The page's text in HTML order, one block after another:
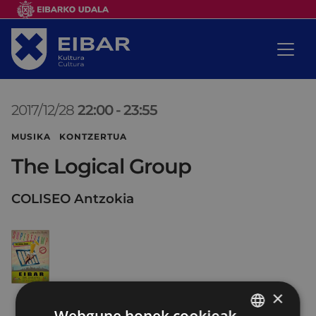
2017/12/28 22:00 -23:55
MUSIKA KONTZERTUA
The Logical Group
COLISEO Antzokia
×